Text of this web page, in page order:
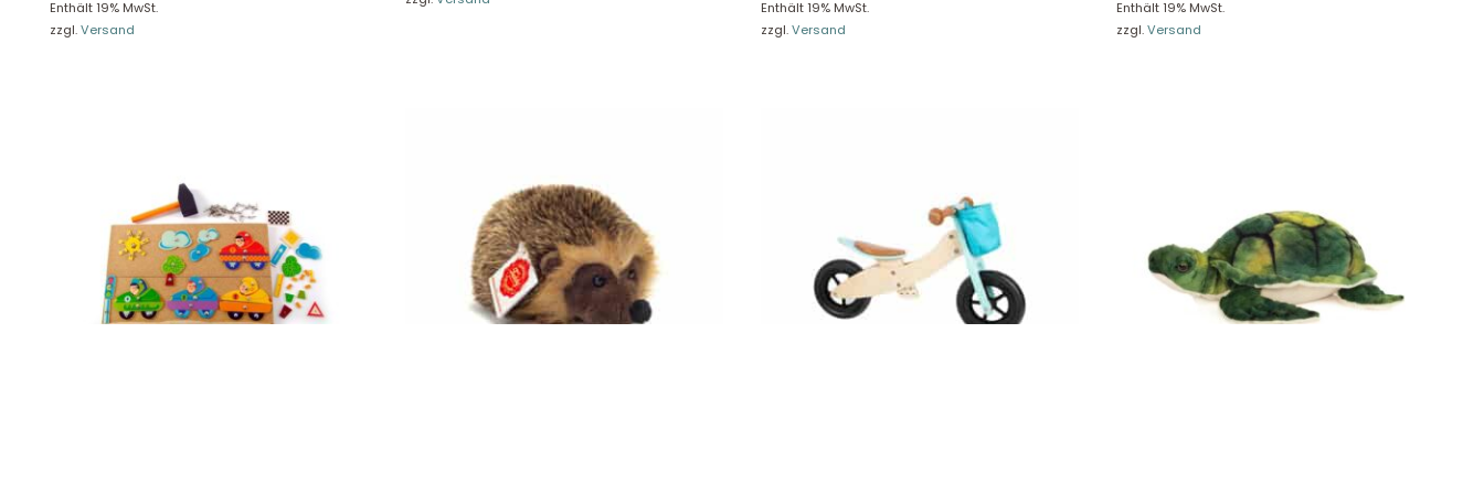
Enthält 19% MwSt.
zzgl.Versand
Enthält 19% MwSt.
zzgl.Versand
Enthält 19% MwSt.
zzgl.Versand
Unsere Rückgaberichtlinien
Datenschutz Impressum
© Holly & Claire GmbH ® Spielzeug in Haan Design byZeitansicht ®